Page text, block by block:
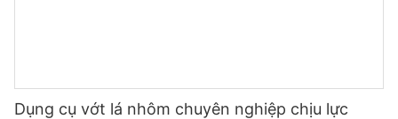
Dụng cụ vớt lá nhôm chuyên nghiệp chịu lực